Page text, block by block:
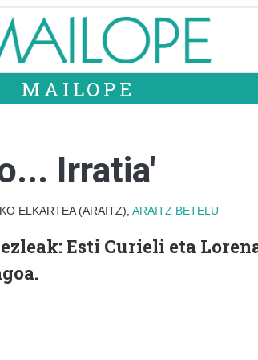
MAILOPE
Irratia'
ELKARTEA (ARAITZ), ARAITZ BETELU
Esti Curieli eta